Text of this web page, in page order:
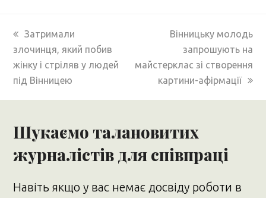
previous
post:
Затримали
злочинця, який побив
жінку і стріляв у людей
під Вінницею
next
post:
Вінницьку молодь
запрошують на
майстерклас зі створення
картини-афірмації
Шукаємо талановитих
журналістів для співпраці
Навіть якщо у вас немає досвіду роботи в